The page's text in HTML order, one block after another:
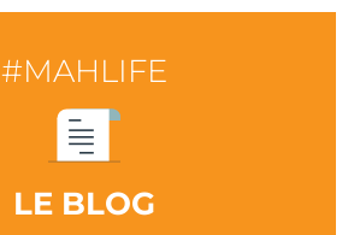
#MAHLIFE
LE BLOG